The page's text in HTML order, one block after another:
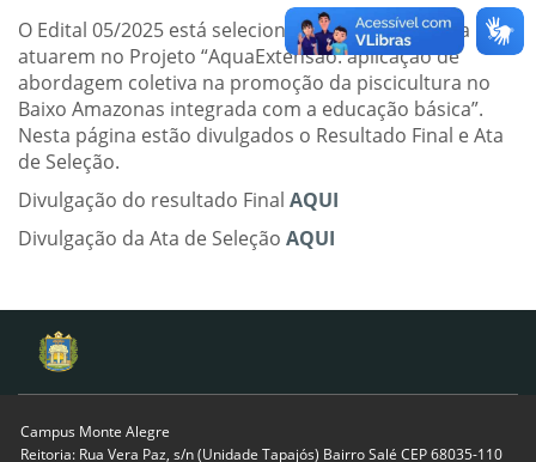
O Edital 05/2025 está selecionando discentes para
atuarem no Projeto “AquaExtensão: aplicação de
abordagem coletiva na promoção da piscicultura no
Baixo Amazonas integrada com a educação básica”.
Nesta página estão divulgados o Resultado Final e Ata
de Seleção.
Divulgação do resultado Final AQUI
Divulgação da Ata de Seleção AQUI
Campus Monte Alegre
Reitoria: Rua Vera Paz, s/n (Unidade Tapajós) Bairro Salé CEP 68035-110